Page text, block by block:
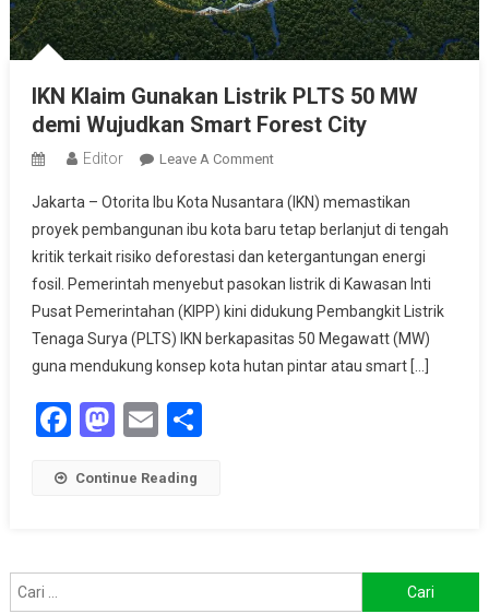
IKN Klaim Gunakan Listrik PLTS 50 MW
demi Wujudkan Smart Forest City
Editor Leave A CommentOn
Klaim
Gunakan
Listrik
PLTS
50
MW
Demi
Jakarta – Otorita Ibu Kota Nusantara (IKN) memastikan
proyek pembangunan ibu kota baru tetap berlanjut di tengah
kritik terkait risiko deforestasi dan ketergantungan energi
fosil. Pemerintah menyebut pasokan listrik di Kawasan Inti
Pusat Pemerintahan (KIPP) kini didukung Pembangkit Listrik
Tenaga Surya (PLTS) IKN berkapasitas 50 Megawatt (MW)
guna mendukung konsep kota hutan pintar atau smart […]
Facebook
Mastodon
EmailShare
Continue Reading